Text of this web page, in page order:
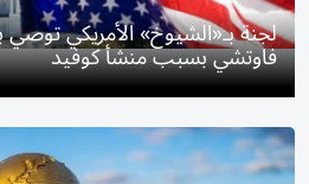
لجنة بـ«الشيوخ» الأمريكي
فاوتشي بسبب منشأ كوفيد